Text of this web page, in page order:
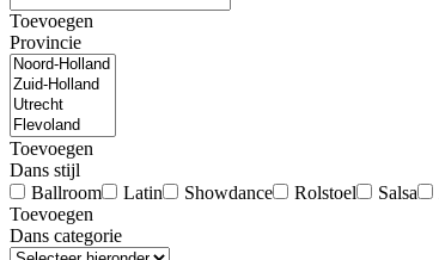
Toevoegen
Provincie
Toevoegen
Dans stijl
Ballroom
Latin Showdance Rolstoel Salsa
Toevoegen
Dans categorie